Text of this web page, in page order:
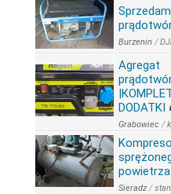
Burzenin /
Agregat
DODATKI
Grabowiec /
powietrza
Sieradz /